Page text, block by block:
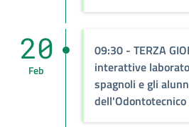
20
Feb
09:30 - TERZA
interattive
spagnoli e gli